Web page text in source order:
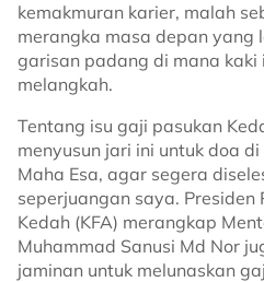
kemakmuran karier, malah
merangka masa depan yang
garisan padang di mana
melangkah.
Tentang isu gaji pasukan
menyusun jari ini untuk doa
Maha Esa, agar segera
seperjuangan saya. Presiden
Kedah (KFA) merangkap
Muhammad Sanusi Md Nor
jaminan untuk melunaskan